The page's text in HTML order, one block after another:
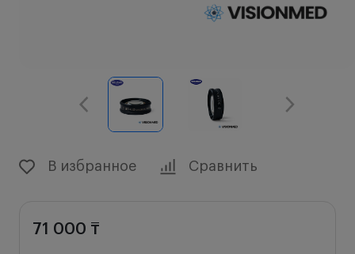
В избранное Сравнить
71 000 ₸